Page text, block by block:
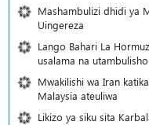
Mashambulizi dhidi ya
Uingereza
Lango Bahari La
usalama na
Mwakilishi wa Iran
Malaysia ateuliwa
Likizo ya siku sita